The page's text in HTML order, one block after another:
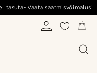
tasuta-Vaata saatmisvõimalusi